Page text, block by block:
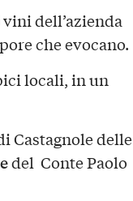
dell’azienda
che evocano.
locali, in un
Castagnole delle
del Conte Paolo